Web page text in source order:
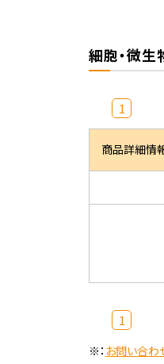
細胞・微生
1
商品詳細情
1
※： お問い合わ